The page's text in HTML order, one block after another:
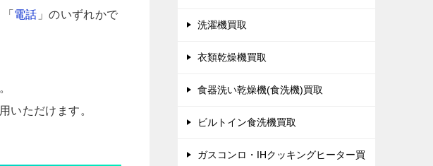
「 電話 」のいずれかで
いただけます。
洗濯機買取
衣類乾燥機買取
食器洗い乾燥機(食洗機)買取
ビルトイン食洗機買取
ガスコンロ・IHクッキングヒーター買